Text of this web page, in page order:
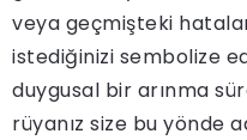
veya geçmişteki
istediğinizi sembolize
duygusal bir arınma
rüyanız size bu yönde